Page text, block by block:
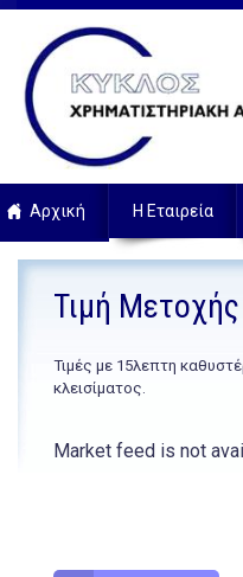
Αρχική Η Εταιρεία
Τιμή Μετοχής
Τιμές με 15λεπτη
κλεισίματος.
Market feed is not